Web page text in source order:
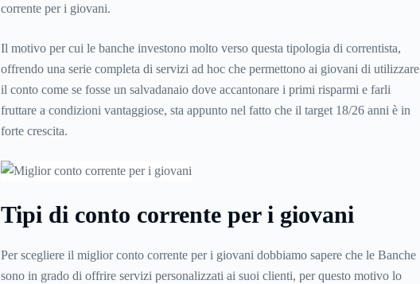
corrente per i giovani.
Il motivo per cui le banche investono molto verso questa tipologia di correntista,
offrendo una serie completa di servizi ad hoc che permettono ai giovani di utilizzare
il conto come se fosse un salvadanaio dove accantonare i primi risparmi e farli
fruttare a condizioni vantaggiose, sta appunto nel fatto che il target 18/26 anni è in
forte crescita.
Tipi di conto corrente per i giovani
Per scegliere il miglior conto corrente per i giovani dobbiamo sapere che le Banche
sono in grado di offrire servizi personalizzati ai suoi clienti, per questo motivo lo